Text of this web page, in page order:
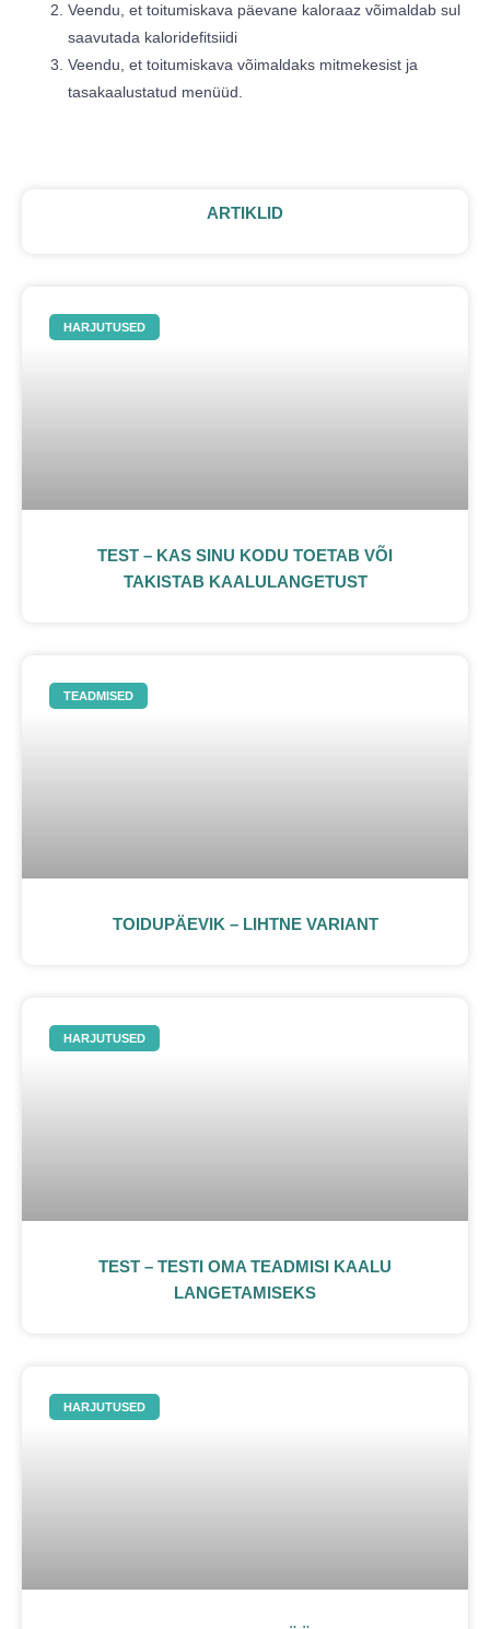
Veendu, et toitumiskava päevane kaloraaz võimaldab sul
saavutada kaloridefitsiidi
Veendu, et toitumiskava võimaldaks mitmekesist ja
tasakaalustatud menüüd.
ARTIKLID
HARJUTUSED
TEST – KAS SINU KODU TOETAB VÕI
TAKISTAB KAALULANGETUST
TEADMISED
TOIDUPÄEVIK – LIHTNE VARIANT
HARJUTUSED
TEST – TESTI OMA TEADMISI KAALU
LANGETAMISEKS
HARJUTUSED